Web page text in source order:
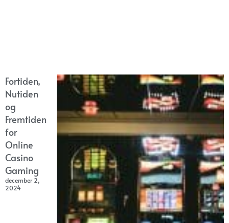
Fortiden,
Nutiden
og
Fremtiden
for
Online
Casino
Gaming
december 2,
2024